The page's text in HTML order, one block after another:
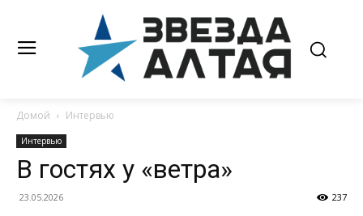
Домой Интервью
Интервью
В гостях у «ветра»
23.05.2026 237